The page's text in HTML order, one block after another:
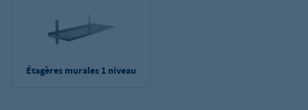
Étagères murales 1 niveau